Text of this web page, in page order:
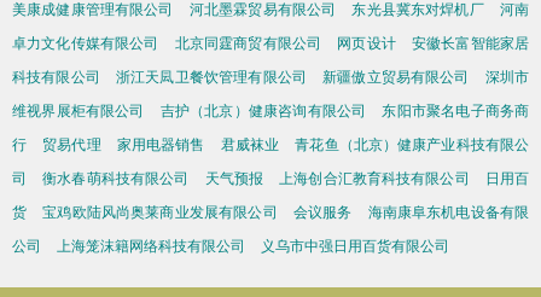
美康成健康管理有限公司
河北墨霖贸易有限公司 东光县冀东对焊机厂
河南
卓力文化传媒有限公司
北京同霆商贸有限公司 网页设计
安徽长富智能家居
科技有限公司
浙江天凨卫餐饮管理有限公司 新疆傲立贸易有限公司
深圳市
维视界展柜有限公司
吉护（北京）健康咨询有限公司
东阳市聚名电子商务商
行
贸易代理 家用电器销售 君威袜业
青花鱼（北京）健康产业科技有限公
司
衡水春萌科技有限公司 天气预报 上海创合汇教育科技有限公司
日用百
货
宝鸡欧陆风尚奥莱商业发展有限公司 会议服务
海南康阜东机电设备有限
公司
上海笼沫籍网络科技有限公司 义乌市中强日用百货有限公司